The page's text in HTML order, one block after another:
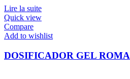
Lire la suite
Quick view
Compare
Add to wishlist
DOSIFICADOR GEL ROMA